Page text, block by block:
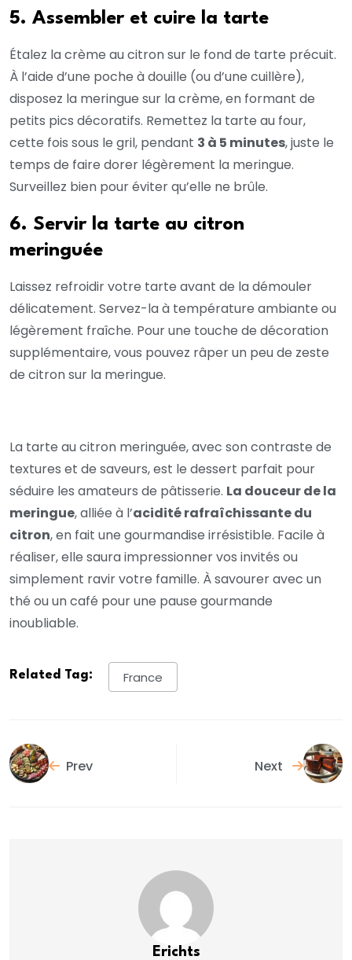
5. Assembler et cuire la tarte
Étalez la crème au citron sur le fond de tarte précuit.
À l’aide d’une poche à douille (ou d’une cuillère),
disposez la meringue sur la crème, en formant de
petits pics décoratifs. Remettez la tarte au four,
cette fois sous le gril, pendant 3 à 5 minutes, juste le
temps de faire dorer légèrement la meringue.
Surveillez bien pour éviter qu’elle ne brûle.
6. Servir la tarte au citron
meringuée
Laissez refroidir votre tarte avant de la démouler
délicatement. Servez-la à température ambiante ou
légèrement fraîche. Pour une touche de décoration
supplémentaire, vous pouvez râper un peu de zeste
de citron sur la meringue.
La tarte au citron meringuée, avec son contraste de
textures et de saveurs, est le dessert parfait pour
séduire les amateurs de pâtisserie. La douceur de la
meringue, alliée à l’acidité rafraîchissante du
citron, en fait une gourmandise irrésistible. Facile à
réaliser, elle saura impressionner vos invités ou
simplement ravir votre famille. À savourer avec un
thé ou un café pour une pause gourmande
inoubliable.
Related Tag: France
Prev Next
Erichts